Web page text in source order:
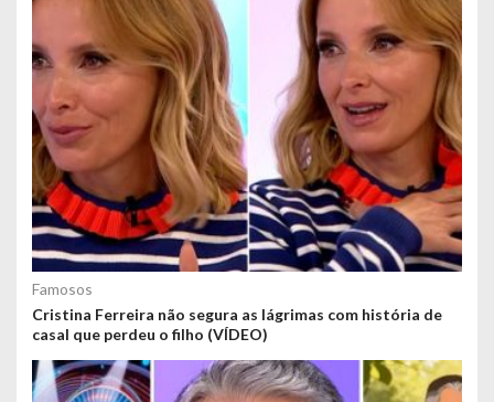
Famosos
Cristina Ferreira não segura as lágrimas com história de
casal que perdeu o filho (VÍDEO)